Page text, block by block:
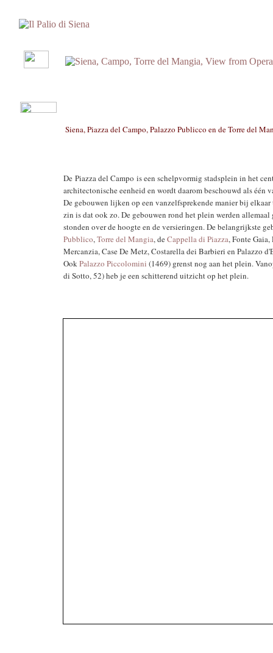
Siena, Piazza del Campo, Palazzo Publicco en de Torre del
De Piazza del Campo is een schelpvormig stadsplein in het
architectonische eenheid en wordt daarom beschouwd als één
De gebouwen lijken op een vanzelfsprekende manier bij
zin is dat ook zo. De gebouwen rond het plein werden
stonden over de hoogte en de versieringen. De belangrijkste
Pubblico,Torre del Mangia, deCappella di Piazza, Fonte
Mercanzia, Case De Metz, Costarella dei Barbieri en Palazzo
OokPalazzo Piccolomini (1469) grenst nog aan het plein.
di Sotto, 52) heb je een schitterend uitzicht op het plein.